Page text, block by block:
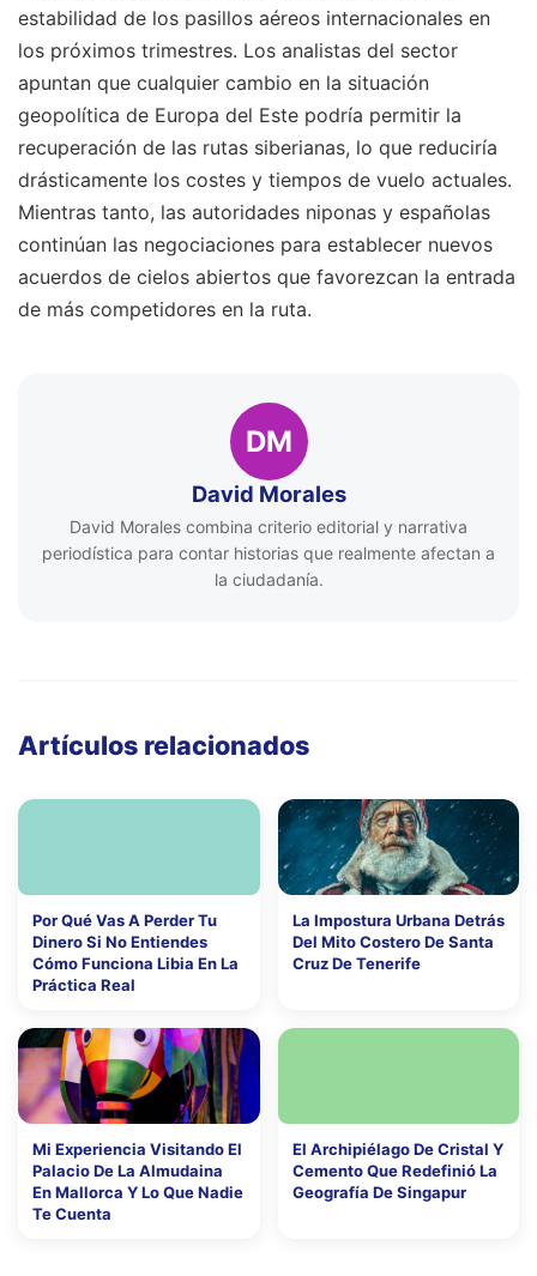
estabilidad de los pasillos aéreos internacionales en
los próximos trimestres. Los analistas del sector
apuntan que cualquier cambio en la situación
geopolítica de Europa del Este podría permitir la
recuperación de las rutas siberianas, lo que reduciría
drásticamente los costes y tiempos de vuelo actuales.
Mientras tanto, las autoridades niponas y españolas
continúan las negociaciones para establecer nuevos
acuerdos de cielos abiertos que favorezcan la entrada
de más competidores en la ruta.
DM
David Morales
David Morales combina criterio editorial y narrativa
periodística para contar historias que realmente afectan a
la ciudadanía.
Artículos relacionados
Por Qué Vas A Perder Tu
Dinero Si No Entiendes
Cómo Funciona Libia En La
Práctica Real
La Impostura Urbana Detrás
Del Mito Costero De Santa
Cruz De Tenerife
Mi Experiencia Visitando El
Palacio De La Almudaina
En Mallorca Y Lo Que Nadie
Te Cuenta
El Archipiélago De Cristal Y
Cemento Que Redefinió La
Geografía De Singapur